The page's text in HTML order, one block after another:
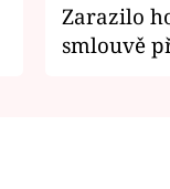
Zarazilo
smlouvě